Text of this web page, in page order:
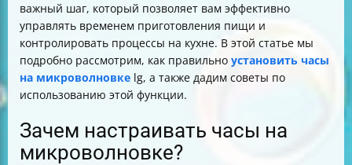
важный шаг, который позволяет вам эффективно
управлять временем приготовления пищи и
контролировать процессы на кухне. В этой статье мы
подробно рассмотрим, как правильно установить часы
на микроволновке lg, а также дадим советы по
использованию этой функции.
Зачем настраивать часы на
микроволновке?